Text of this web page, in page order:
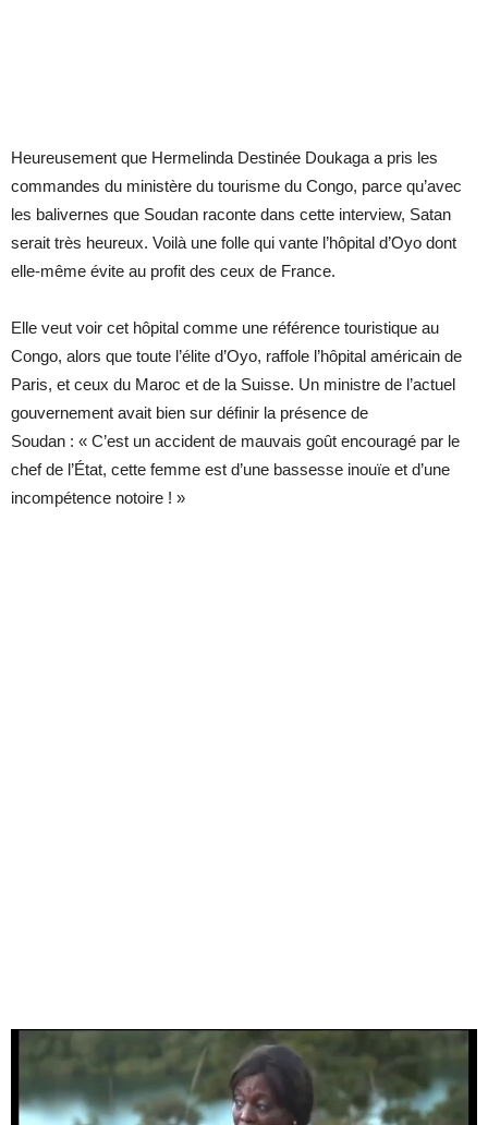
Heureusement que Hermelinda Destinée Doukaga a pris les
commandes du ministère du tourisme du Congo, parce qu’avec
les balivernes que Soudan raconte dans cette interview, Satan
serait très heureux. Voilà une folle qui vante l’hôpital d’Oyo dont
elle-même évite au profit des ceux de France.
Elle veut voir cet hôpital comme une référence touristique au
Congo, alors que toute l’élite d’Oyo, raffole l’hôpital américain de
Paris, et ceux du Maroc et de la Suisse. Un ministre de l’actuel
gouvernement avait bien sur définir la présence de
Soudan : « C’est un accident de mauvais goût encouragé par le
chef de l’État, cette femme est d’une bassesse inouïe et d’une
incompétence notoire ! »